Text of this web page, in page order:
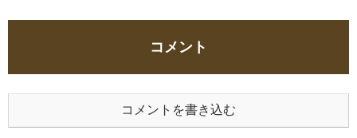
コメント
コメントを書き込む